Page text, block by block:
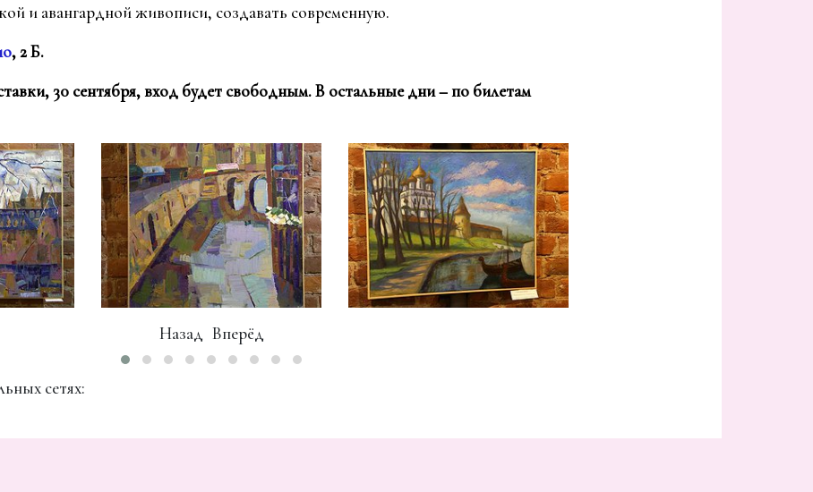
и авангардной живописи, создавать современную.
, 2 Б.
30 сентября, вход будет свободным. В остальные дни – по билетам
Назад Bперёд
сетях: